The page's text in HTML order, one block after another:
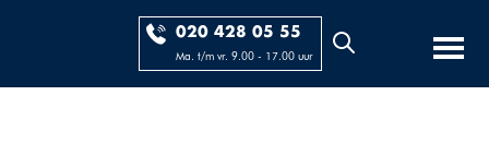
020 428 05 55
Ma. t/m vr. 9.00 - 17.00 uur